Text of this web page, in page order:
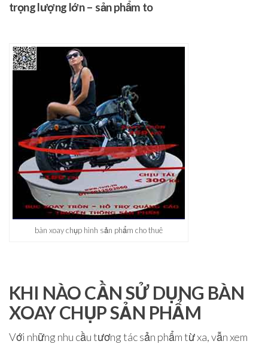
trọng lượng lớn – sản phẩm to
bàn xoay chụp hình sản phẩm cho thuê
KHI NÀO CẦN SỬ DỤNG BÀN
XOAY CHỤP SẢN PHẨM
Với những nhu cầu tương tác sản phẩm từ xa, vẫn xem